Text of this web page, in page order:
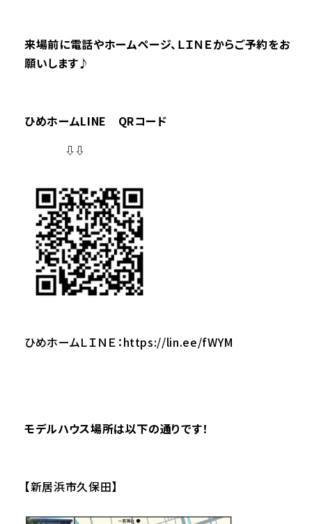
来場前に電話やホームページ、ＬＩＮＥからご予約をお
願いします♪
ひめホームLINE QRコード
⇩⇩
ひめホームＬＩＮＥ：https://lin.ee/fWYM
モデルハウス場所は以下の通りです！
【新居浜市久保田】